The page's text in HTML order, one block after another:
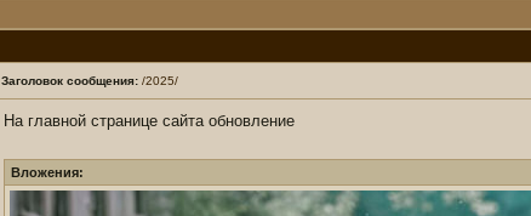
Заголовок сообщения: /2025/
На главной странице сайта обновление
Вложения: